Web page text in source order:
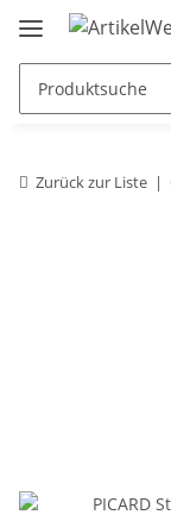
Zurück zur Liste